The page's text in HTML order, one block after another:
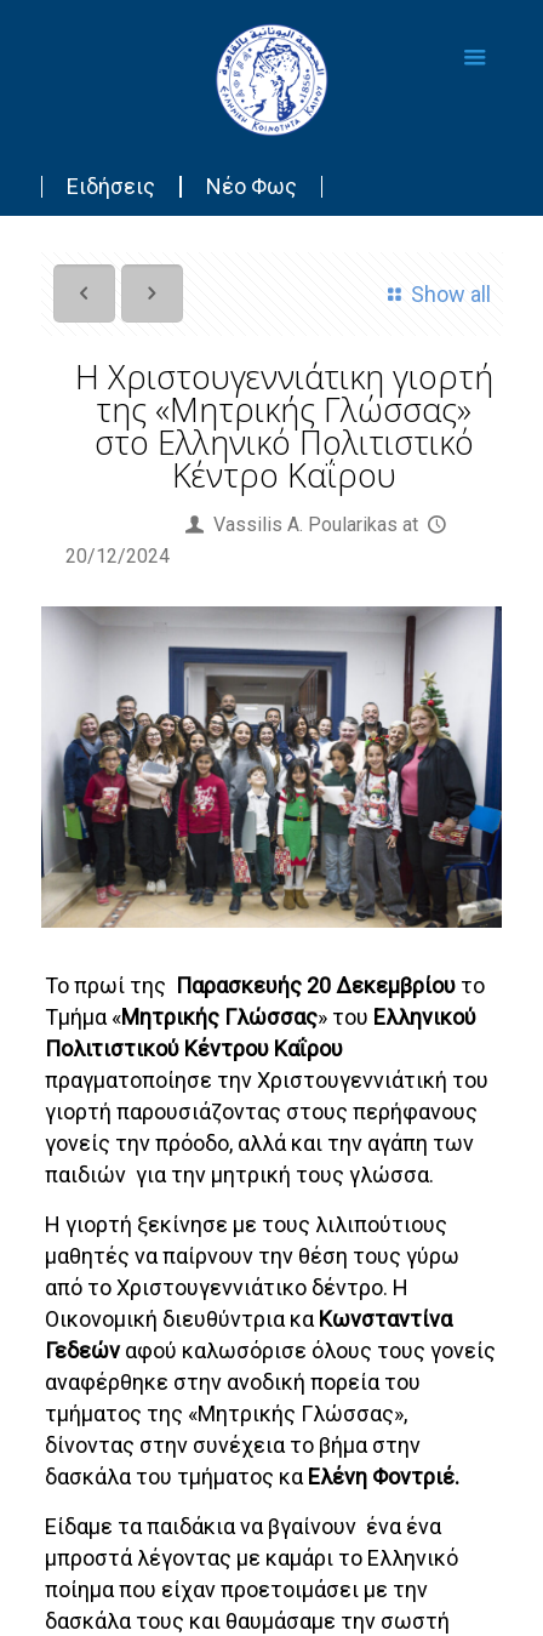
Ειδήσεις Νέο Φως
Show all
Η Χριστουγεννιάτικη γιορτή
της «Μητρικής Γλώσσας»
στο Ελληνικό Πολιτιστικό
Κέντρο Καΐρου
Vassilis Α. Poularikas at
20/12/2024
Το πρωί της Παρασκευής 20 Δεκεμβρίου το
Τμήμα «Μητρικής Γλώσσας» του Ελληνικού
Πολιτιστικού Κέντρου Καΐρου
πραγματοποίησε την Χριστουγεννιάτική του
γιορτή παρουσιάζοντας στους περήφανους
γονείς την πρόοδο, αλλά και την αγάπη των
παιδιών για την μητρική τους γλώσσα.
Η γιορτή ξεκίνησε με τους λιλιπούτιους
μαθητές να παίρνουν την θέση τους γύρω
από το Χριστουγεννιάτικο δέντρο. Η
Οικονομική διευθύντρια καΚωνσταντίνα
Γεδεώναφού καλωσόρισε όλους τους γονείς
αναφέρθηκε στην ανοδική πορεία του
τμήματος της «Μητρικής Γλώσσας»,
δίνοντας στην συνέχεια το βήμα στην
δασκάλα του τμήματος καΕλένη Φοντριέ.
Είδαμε τα παιδάκια να βγαίνουν ένα ένα
μπροστά λέγοντας με καμάρι το Ελληνικό
ποίημα που είχαν προετοιμάσει με την
δασκάλα τους και θαυμάσαμε την σωστή